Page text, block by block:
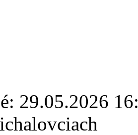
29.05.2026